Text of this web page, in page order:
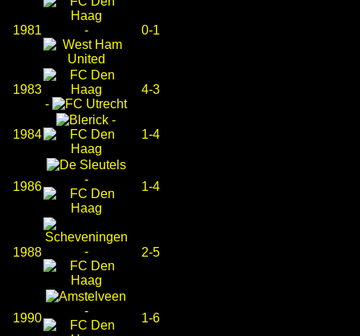
1981 - 0-1
1983
-
4-3
1984
-
1-4
1986
-
1-4
1988 - 2-5
1990
-
1-6